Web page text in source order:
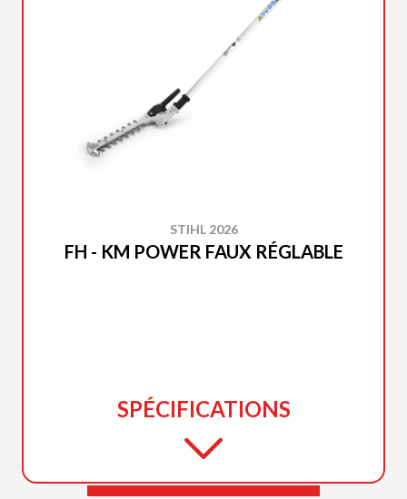
STIHL 2026
FH - KM POWER FAUX RÉGLABLE
SPÉCIFICATIONS